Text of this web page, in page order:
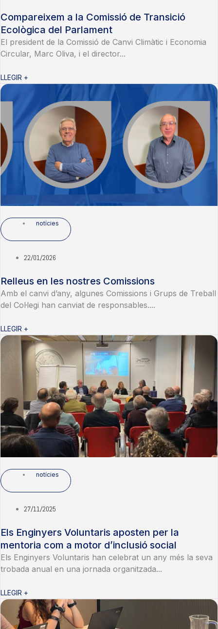
Compareixem a la Comissió de Transició
Ecològica del Parlament
El president de la Comissió de Canvi Climàtic i Economia
Circular, Marc Oliva, i el director...
LLEGIR +
notícies
22/01/2026
Relleus en les nostres Comissions
Amb el canvi d’any, algunes Comissions i Grups de Treball
del Col·legi han canviat de responsables....
LLEGIR +
notícies
27/11/2025
Els Enginyers Voluntaris aposten per la
mentoria com a motor d’inclusió social
Els Enginyers Voluntaris han celebrat un any més la seva
trobada anual en una jornada organitzada...
LLEGIR +